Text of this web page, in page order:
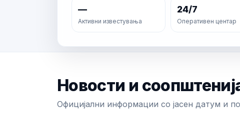
—
Активни известувања
24/7
Оперативен центар
Новости и
Официјални информации со јасен датум и